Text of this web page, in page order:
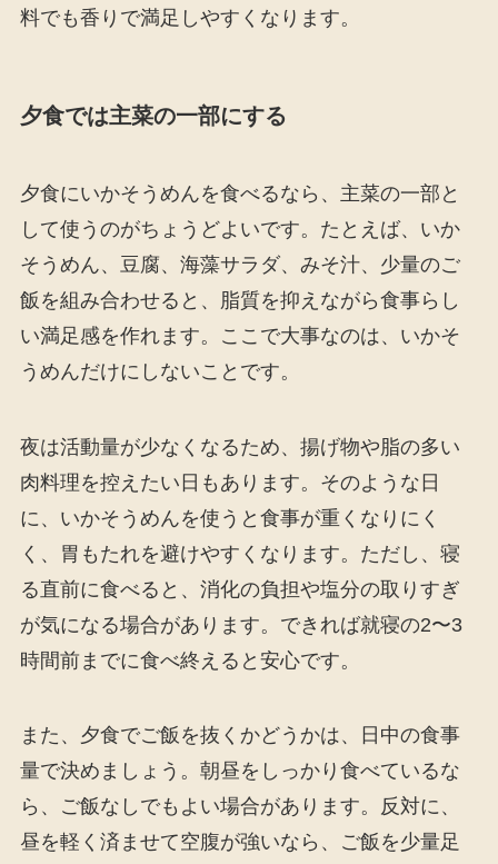
料でも香りで満足しやすくなります。
夕食では主菜の一部にする
夕食にいかそうめんを食べるなら、主菜の一部と
して使うのがちょうどよいです。たとえば、いか
そうめん、豆腐、海藻サラダ、みそ汁、少量のご
飯を組み合わせると、脂質を抑えながら食事らし
い満足感を作れます。ここで大事なのは、いかそ
うめんだけにしないことです。
夜は活動量が少なくなるため、揚げ物や脂の多い
肉料理を控えたい日もあります。そのような日
に、いかそうめんを使うと食事が重くなりにく
く、胃もたれを避けやすくなります。ただし、寝
る直前に食べると、消化の負担や塩分の取りすぎ
が気になる場合があります。できれば就寝の2〜3
時間前までに食べ終えると安心です。
また、夕食でご飯を抜くかどうかは、日中の食事
量で決めましょう。朝昼をしっかり食べているな
ら、ご飯なしでもよい場合があります。反対に、
昼を軽く済ませて空腹が強いなら、ご飯を少量足